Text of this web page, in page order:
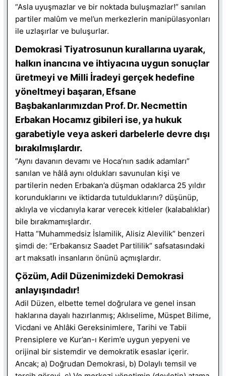
“Asla uyuşmazlar ve bir noktada buluşmazlar!” sanılan
partiler malûm ve mel’un merkezlerin manipülasyonları
ile uzlaşırlar ve buluşurlar.
Demokrasi Tiyatrosunun kurallarına uyarak,
halkın inancına ve ihtiyacına uygun sonuçlar
üretmeyi ve Milli İradeyi gerçek hedefine
yöneltmeyi başaran, Efsane
Başbakanlarımızdan Prof. Dr. Necmettin
Erbakan Hocamız gibileri ise, ya hukuk
garabetiyle veya askeri darbelerle devre dışı
bırakılmışlardır.
“Aynı davanın devamı ve Hoca’nın sadık adamları”
sanılan ve hâlâ aynı oldukları savunulan kişi ve
partilerin neden Erbakan’a düşman odaklarca 25 yıldır
korunduklarını ve iktidarda tutulduklarını? düşünüp,
aklıyla ve vicdanıyla karar verecek kitleler (kalabalıklar)
bile bırakmamışlardır.
Hatta “Muhammedsiz İslamilik, Alisiz Alevilik” benzeri
şimdi de: “Erbakansız Saadet Partililik” safsatasındaki
art maksatlı insanların önünü açmışlardır.
Çözüm, Adil Düzenimizdeki Demokrasi
anlayışındadır!
Adil Düzen, elbette temel doğrulara ve genel insan
haklarına dayalı hazırlanmış; Aklıselime, Müspet Bilime,
Vicdani ve Ahlâki Gereksinimlere, Tarihi ve Tabii
Prensiplere ve Kur’an-ı Kerim’e uygun yepyeni ve
orijinal bir sistemdir ve demokratik esaslar içerir.
Ancak; a) Doğrudan Demokrasi, b) Dolaylı temsil ve